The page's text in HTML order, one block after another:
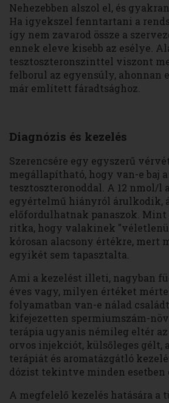
Nehezebben alszol el, és
Ha igyekszel fenntartani a
így nem zavarod össze a
ennek eleve kisebb az esélye.
tesztoszteronszinttel viszont
felborul az egyensúly, ahonnan
már említett fáradtsághoz.
Diagnózis és kezelés
Szerencsére egy egyszerű
megállapítható, hogy van-e baj a
tesztoszteronoddal. A 12 nmol/l
egyértelmű hiányról árulkodik,
előfordulhatnak panaszok. Mint
ritka, hogy valakinek
kórosan alacsony értékre, mert
egyikét sem tapasztalta.
Ami a kezelést illeti, nagyban
éves vagy, milyen értéket
folyamatban van-e nálad
kifejezetten spermiumszám-
terápia ugyanis némileg eltér
orvos injekciót, külsőleges gélt,
terápiát és aromatázgátló
dózist tekintve minden esetben
A megfelelő kezelés hatására a